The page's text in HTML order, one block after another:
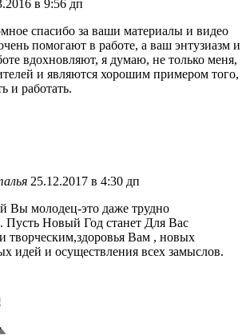
в 9:56 дп
спасибо за ваши материалы и видео
помогают в работе, а ваш энтузиазм и
вдохновляют, я думаю, не только меня,
и являются хорошим примером того,
и работать.
25.12.2017 в 4:30 дп
Вы молодец-это даже трудно
Пусть Новый Год станет Для Вас
творческим,здоровья Вам , новых
идей и осуществления всех замыслов.